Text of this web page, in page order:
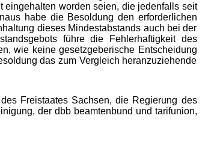
eingehalten worden seien, die jedenfalls seit
habe die Besoldung den erforderlichen
dieses Mindestabstands auch bei der
führe die Fehlerhaftigkeit des
wie keine gesetzgeberische Entscheidung
das zum Vergleich heranzuziehende
Freistaates Sachsen, die Regierung des
der dbb beamtenbund und tarifunion,